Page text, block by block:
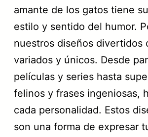
amante de los gatos tiene
estilo y sentido del humor.
nuestros diseños divertidos
variados y únicos. Desde
películas y series hasta
felinos y frases ingeniosas,
cada personalidad. Estos
son una forma de expresar